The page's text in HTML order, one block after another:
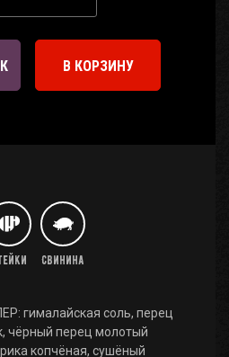
В КОРЗИНУ
Свинина
гималайская соль, перец
чёрный перец молотый
копчёная, сушёный